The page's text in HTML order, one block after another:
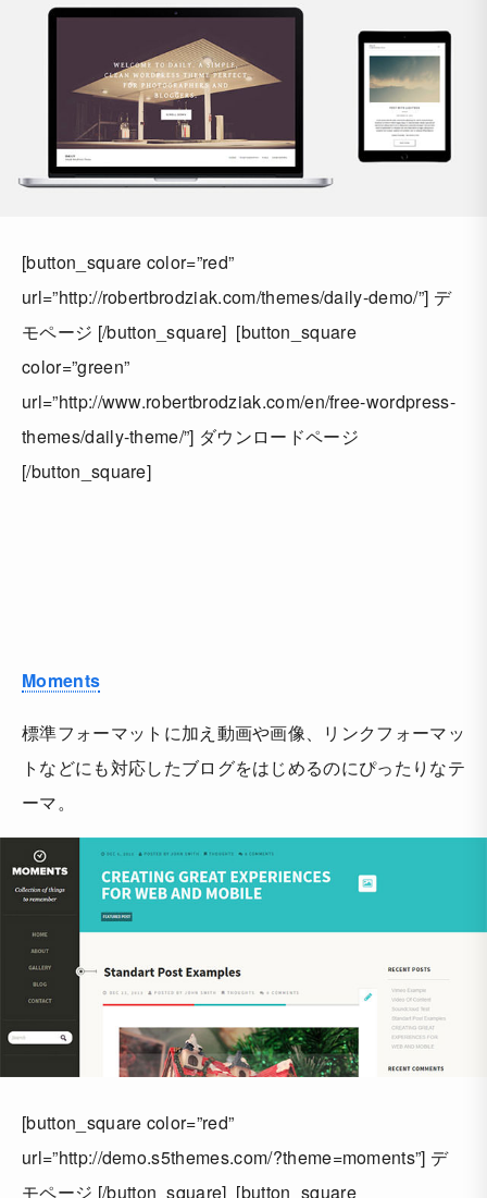
[button_square color=”red”
url=”http://robertbrodziak.com/themes/daily-demo/”] デ
モページ [/button_square] [button_square
color=”green”
url=”http://www.robertbrodziak.com/en/free-wordpress-
themes/daily-theme/”] ダウンロードページ
[/button_square]
Moments
標準フォーマットに加え動画や画像、リンクフォーマッ
トなどにも対応したブログをはじめるのにぴったりなテ
ーマ。
[button_square color=”red”
url=”http://demo.s5themes.com/?theme=moments”] デ
モページ [/button_square] [button_square